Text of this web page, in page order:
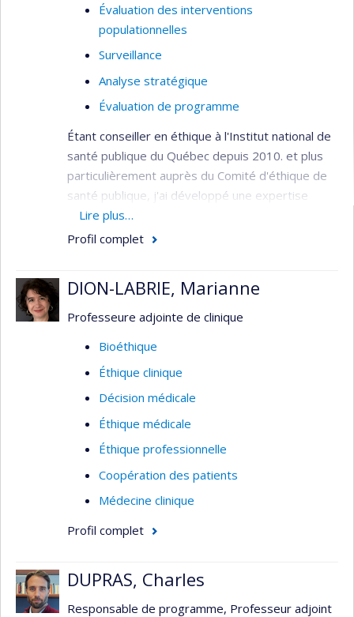
Évaluation des interventions
populationnelles
Surveillance
Analyse stratégique
Évaluation de programme
Étant conseiller en éthique à l'Institut national de
santé publique du Québec depuis 2010. et plus
particulièrement auprès du Comité d'éthique de
santé publique, j'ai développé une expertise
large en éthique appliquée à un grand nombre de
ses sous-domaines. L'objectif principale de mes
interventions ou travaux, notamment en
surveillance, en gestion des risques, en réduction
dépistage prénatal ou néo-natal.
Lire plus…
Profil complet
DION-LABRIE, Marianne
Professeure adjointe de clinique
Bioéthique
Éthique clinique
Décision médicale
Éthique médicale
Éthique professionnelle
Coopération des patients
Médecine clinique
Profil complet
DUPRAS, Charles
Responsable de programme, Professeur adjoint